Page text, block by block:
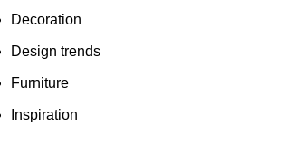
Decoration
Design trends
Furniture
Inspiration